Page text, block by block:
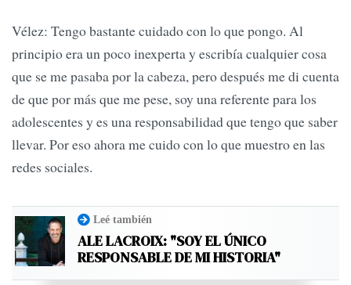
Vélez: Tengo bastante cuidado con lo que pongo. Al
principio era un poco inexperta y escribía cualquier cosa
que se me pasaba por la cabeza, pero después me di cuenta
de que por más que me pese, soy una referente para los
adolescentes y es una responsabilidad que tengo que saber
llevar. Por eso ahora me cuido con lo que muestro en las
redes sociales.
Leé también
ALE LACROIX: "SOY EL ÚNICO
RESPONSABLE DE MI HISTORIA"